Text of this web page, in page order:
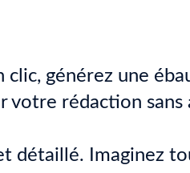
clic, générez une
votre rédaction
détaillé. Imaginez